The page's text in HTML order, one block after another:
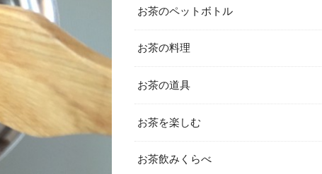
お茶のペットボトル
お茶の料理
お茶の道具
お茶を楽しむ
お茶飲みくらべ